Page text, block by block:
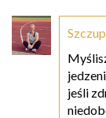
jeśli